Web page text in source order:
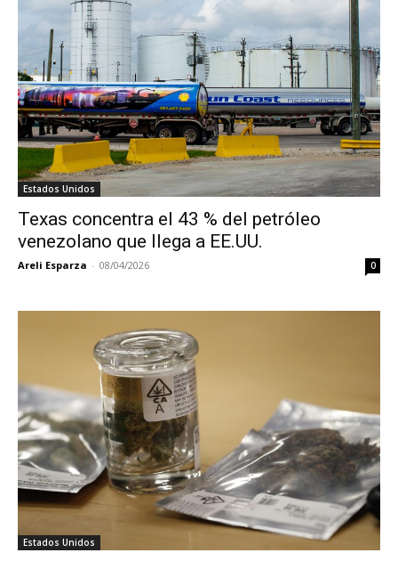
Estados Unidos
Texas concentra el 43 % del petróleo
venezolano que llega a EE.UU.
Areli Esparza - 08/04/2026 0
Estados Unidos